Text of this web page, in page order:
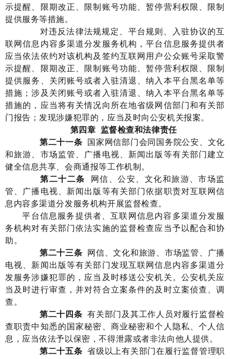
示提醒、限期改正、限制账号功能、暂停营利权限、限制
提供服务等措施。
对违反法律法规规定、平台规则、
入驻协议的互
联网信息内容多渠道分发服务机构，平台信息服务提供者
应当依法依约对该机构及签约互联网用户公众账号采取警
示提醒、限期改正、限制账号功能、暂停营利权限、限制
提供服务、关闭账号或者入驻清退、纳入本平台黑名单等
措施；涉及关闭账号或者入驻清退、纳入本平台黑名单等
措施的，应当将有关情况向所在地省级网信部门和有关部
门报告 ；发现涉嫌犯罪的，应当及时向公安机关报案。
第四章 监督检查和法律责任
第二十一条 国家网信部门会同国务院公安、文化
和旅游、 市场监管、广播电视、新闻出版等有关部门建立
健全信息共享、会商通报等工作机制。
第二十二条 网信、公安、文化和旅游、市场监
管、广播电视、新闻出版等有关部门依据职责对互联网信
息内容多渠道分发服务机构开展监督检查。
平台信息服务提供者、互联网信息内容多渠道分发服
务机构对有关部门依法实施的监督检查应当予以配合和协
助。
第二十三条 网信、文化和旅游、 市场监管、广播
电视、新闻出版等有关部门发现互联网信息内容多渠道分
发服务涉嫌犯罪的，应当及时移送公安机关。公安机关应
当及时进行审查，并对符合立案条件的及时立案侦查、调
查。
第二十四条有关部门及其工作人员对履行监督检
查职责中知悉的国家秘密、商业秘密和个人隐私、个人信
息，应当依法予以保密，不得泄露或者非法向他人提供。
第二十五条省级以上有关部门在履行监督管理职